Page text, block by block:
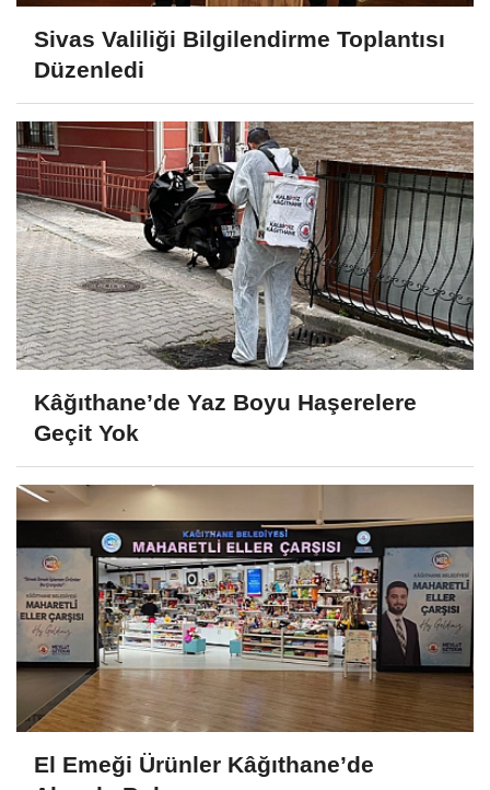
Sivas Valiliği Bilgilendirme Toplantısı
Düzenledi
Kâğıthane’de Yaz Boyu Haşerelere
Geçit Yok
El Emeği Ürünler Kâğıthane’de